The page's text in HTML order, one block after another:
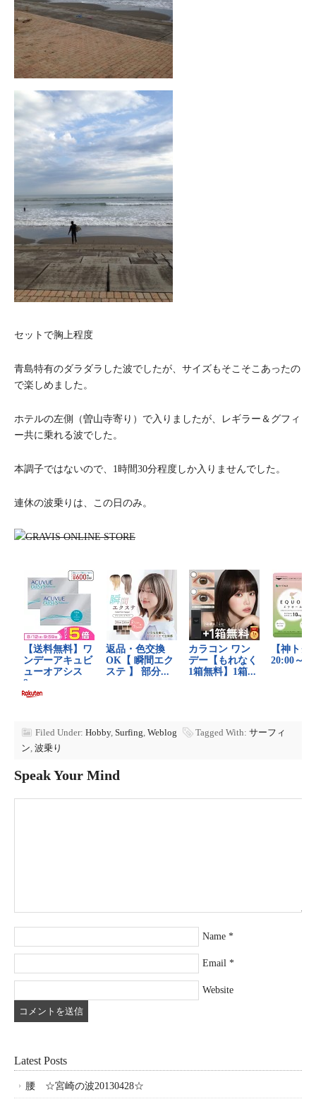
セットで胸上程度
青島特有のダラダラした波でしたが、サイズもそこそこあったの
で楽しめました。
ホテルの左側（曽山寺寄り）で入りましたが、レギラー＆グフィ
ー共に乗れる波でした。
本調子ではないので、1時間30分程度しか入りませんでした。
連休の波乗りは、この日のみ。
Filed Under: Hobby, Surfing, Weblog Tagged With: サーフィ
ン, 波乗り
Speak Your Mind
Name *
Email *
Website
Latest Posts
腰 ☆宮崎の波20130428☆